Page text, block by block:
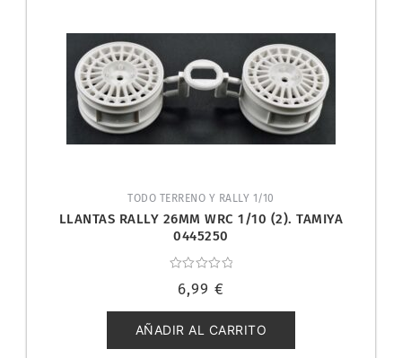
TODO TERRENO Y RALLY 1/10
LLANTAS RALLY 26MM WRC 1/10 (2). TAMIYA
0445250
con
de
5
6,99 €
AÑADIR AL CARRITO